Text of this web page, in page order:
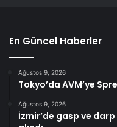
En Güncel Haberler
Ağustos 9, 2026
Tokyo’da AVM’ye
Ağustos 9, 2026
İzmir’de gasp ve